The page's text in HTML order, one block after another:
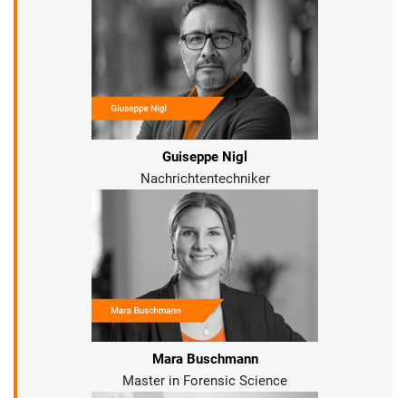
Guiseppe Nigl
Nachrichtentechniker
Mara Buschmann
Master in Forensic Science